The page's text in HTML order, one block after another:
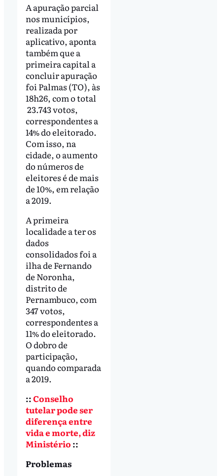
A apuração parcial
nos municípios,
realizada por
aplicativo, aponta
também que a
primeira capital a
concluir apuração
foi Palmas (TO), às
18h26, com o total
23.743 votos,
correspondentes a
14% do eleitorado.
Com isso, na
cidade, o aumento
do números de
eleitores é de mais
de 10%, em relação
a 2019.
A primeira
localidade a ter os
dados
consolidados foi a
ilha de Fernando
de Noronha,
distrito de
Pernambuco, com
347 votos,
correspondentes a
11% do eleitorado.
O dobro de
participação,
quando comparada
a 2019.
::Conselho
tutelar pode ser
diferença entre
vida e morte, diz
Ministério ::
Problemas